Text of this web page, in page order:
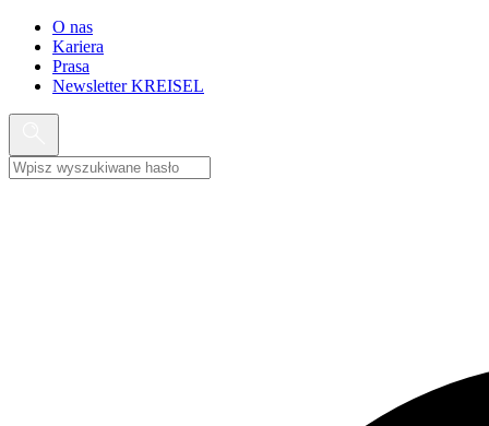
O nas
Kariera
Prasa
Newsletter KREISEL